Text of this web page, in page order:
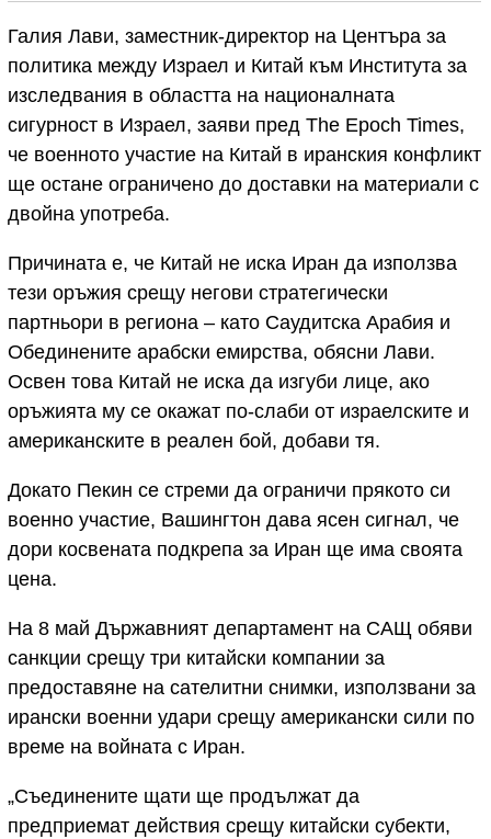
Галия Лави, заместник-директор на Центъра за
политика между Израел и Китай към Института за
изследвания в областта на националната
сигурност в Израел, заяви пред The Epoch Times,
че военното участие на Китай в иранския конфликт
ще остане ограничено до доставки на материали с
двойна употреба.
Причината е, че Китай не иска Иран да използва
тези оръжия срещу негови стратегически
партньори в региона – като Саудитска Арабия и
Обединените арабски емирства, обясни Лави.
Освен това Китай не иска да изгуби лице, ако
оръжията му се окажат по-слаби от израелските и
американските в реален бой, добави тя.
Докато Пекин се стреми да ограничи прякото си
военно участие, Вашингтон дава ясен сигнал, че
дори косвената подкрепа за Иран ще има своята
цена.
На 8 май Държавният департамент на САЩ обяви
санкции срещу три китайски компании за
предоставяне на сателитни снимки, използвани за
ирански военни удари срещу американски сили по
време на войната с Иран.
„Съединените щати ще продължат да
предприемат действия срещу китайски субекти,